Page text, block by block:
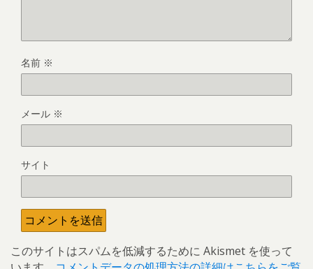
名前 ※
メール ※
サイト
このサイトはスパムを低減するために Akismet を使って